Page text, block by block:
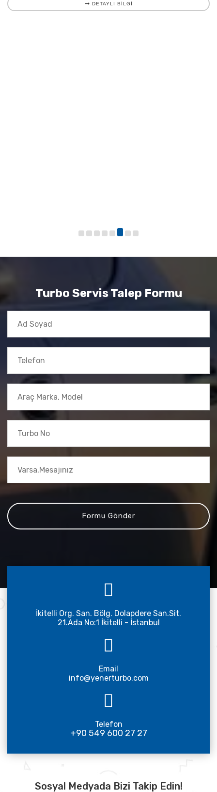
DETAYLI BILGI
Turbo Servis Talep Formu
İkitelli Org. San. Bölg. Dolapdere San.Sit.
21.Ada No:1 İkitelli - İstanbul
Email
info@yenerturbo.com
Telefon
+90 549 600 27 27
Sosyal Medyada Bizi Takip Edin!